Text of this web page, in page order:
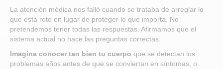
La atención médica nos falló cuando se trataba de arreglar lo
que está roto en lugar de proteger lo que importa. No
pretendemos tener todas las respuestas. Afirmamos que el
sistema actual no hace las preguntas correctas.
Imagina conocer tan bien tu cuerpo que se detectan los
problemas años antes de que se conviertan en síntomas, o